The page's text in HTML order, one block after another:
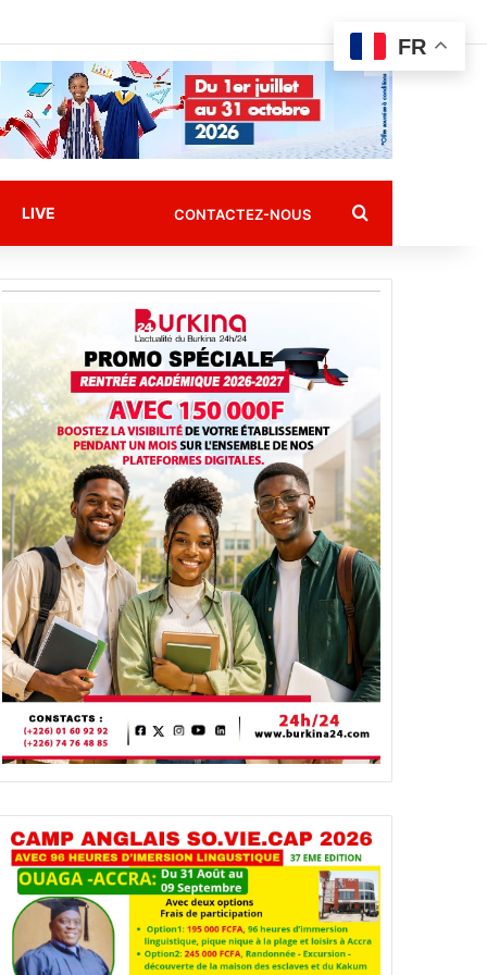
LIVE CONTACTEZ-NOUS Rechercher
FR